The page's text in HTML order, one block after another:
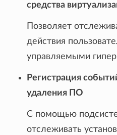
средства
Позволяет
действия
управляемыми
Регистрация
удаления ПО
С помощью
отслеживать